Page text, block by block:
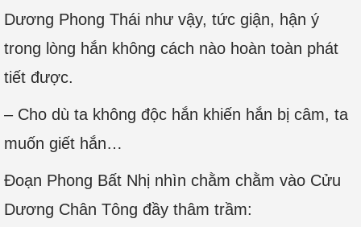
Dương Phong Thái như vậy, tức giận, hận ý
trong lòng hắn không cách nào hoàn toàn phát
tiết được.
– Cho dù ta không độc hắn khiến hắn bị câm, ta
muốn giết hắn…
Đoạn Phong Bất Nhị nhìn chằm chằm vào Cửu
Dương Chân Tông đầy thâm trầm: